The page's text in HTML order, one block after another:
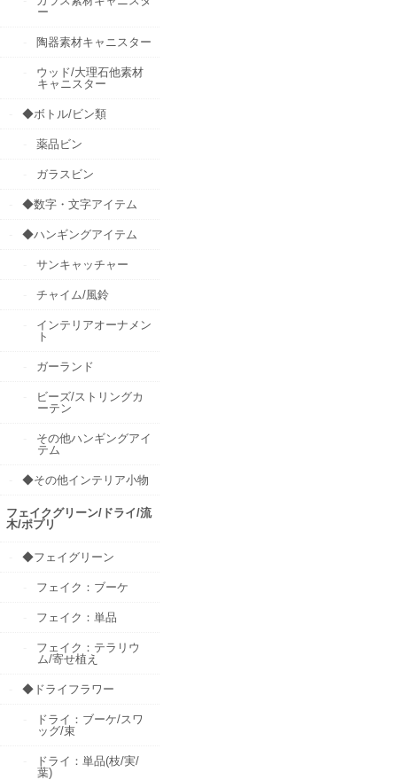
ー
陶器素材キャニスター
ウッド/大理石他素材
キャニスター
◆ボトル/ビン類
薬品ビン
ガラスビン
◆数字・文字アイテム
◆ハンギングアイテム
サンキャッチャー
チャイム/風鈴
インテリアオーナメン
ト
ガーランド
ビーズ/ストリングカ
ーテン
その他ハンギングアイ
テム
◆その他インテリア小物
フェイクグリーン/ドライ/流
木/ポプリ
◆フェイグリーン
フェイク：ブーケ
フェイク：単品
フェイク：テラリウ
ム/寄せ植え
◆ドライフラワー
ドライ：ブーケ/スワ
ッグ/束
ドライ：単品(枝/実/
葉)